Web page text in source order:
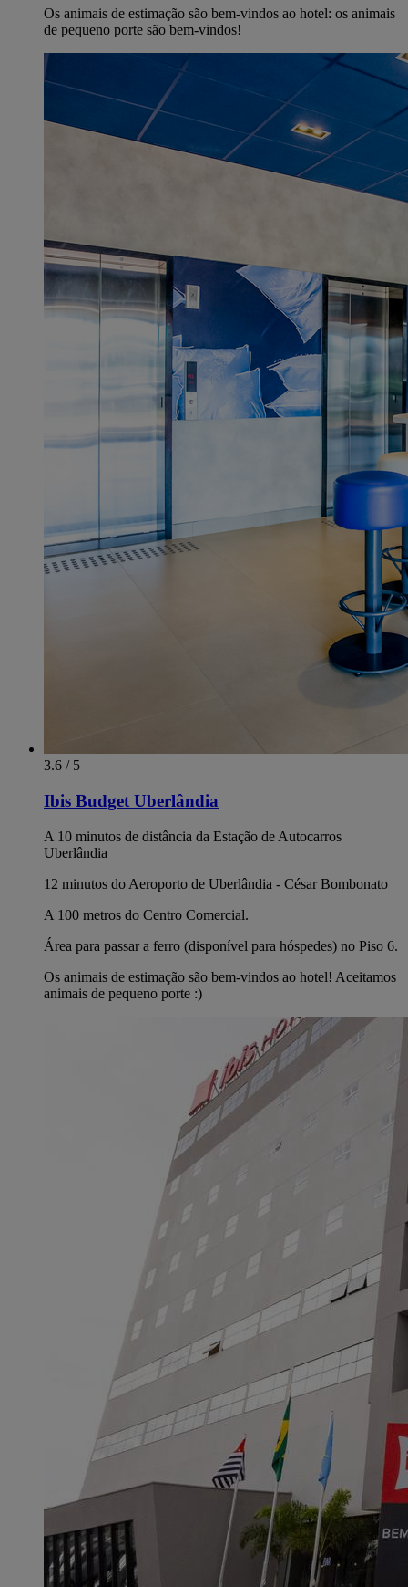
Os animais de estimação são bem-vindos ao hotel: os animais
de pequeno porte são bem-vindos!
3.6 / 5
Ibis Budget Uberlândia
A 10 minutos de distância da Estação de Autocarros
Uberlândia
12 minutos do Aeroporto de Uberlândia - César Bombonato
A 100 metros do Centro Comercial.
Área para passar a ferro (disponível para hóspedes) no Piso 6.
Os animais de estimação são bem-vindos ao hotel! Aceitamos
animais de pequeno porte :)